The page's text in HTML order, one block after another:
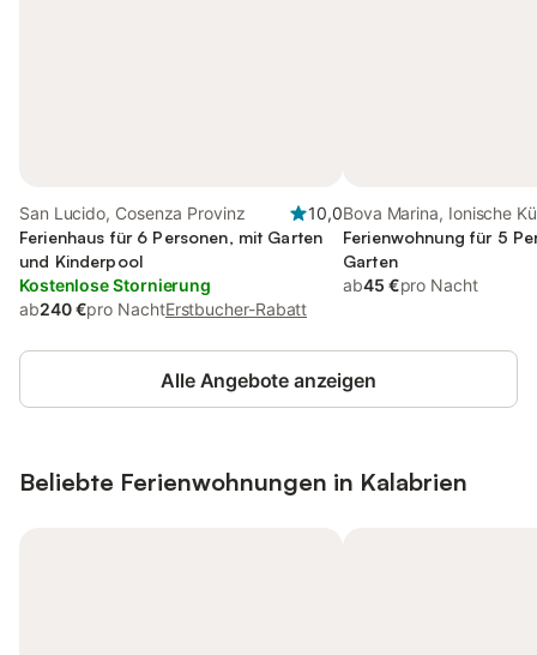
San Lucido, Cosenza Provinz
10,0
Ferienhaus für 6 Personen, mit Garten
und Kinderpool
Kostenlose Stornierung
ab240 €pro NachtErstbucher-Rabatt
Bova Marina, Ionische
Kalabrien
Ferienwohnung für 5
Garten
ab45 €pro Nacht
Alle Angebote anzeigen
Beliebte Ferienwohnungen in Kalabrien